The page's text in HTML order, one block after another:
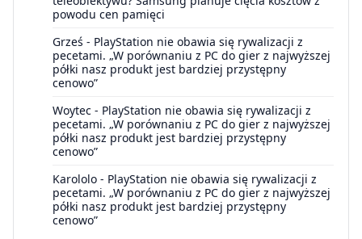
powodu cen pamięci
Grześ - PlayStation nie obawia się rywalizacji z
pecetami. „W porównaniu z PC do gier z najwyższej
półki nasz produkt jest bardziej przystępny
cenowo”
Woytec - PlayStation nie obawia się rywalizacji z
pecetami. „W porównaniu z PC do gier z najwyższej
półki nasz produkt jest bardziej przystępny
cenowo”
Karololo - PlayStation nie obawia się rywalizacji z
pecetami. „W porównaniu z PC do gier z najwyższej
półki nasz produkt jest bardziej przystępny
cenowo”